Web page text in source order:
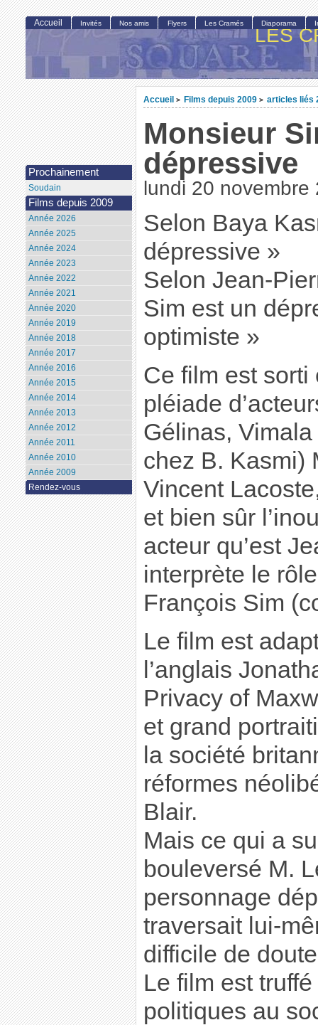
LES
Accueil > Films depuis 2009 > articles liés
Monsieur
dépressive
lundi 20 novembre
Selon Baya
dépressive »
Selon Jean-
Sim est un
optimiste »
Ce film est sorti
pléiade
Gélinas,
chez B. Kasmi)
Vincent
et bien sûr
acteur qu’est
interprète le
François Sim
Le film est
l’anglais
Privacy of
et grand
la société
réformes
Blair.
Mais ce qui a
bouleversé M.
personnage
traversait lui-
difficile de
Le film est
politiques au
Accueil Invités Nos amis Flyers Les Cramés Diaporama
Prochainement
Soudain
Films depuis 2009
Année 2026
Année 2025
Année 2024
Année 2023
Année 2022
Année 2021
Année 2020
Année 2019
Année 2018
Année 2017
Année 2016
Année 2015
Année 2014
Année 2013
Année 2012
Année 2011
Année 2010
Année 2009
Rendez-vous